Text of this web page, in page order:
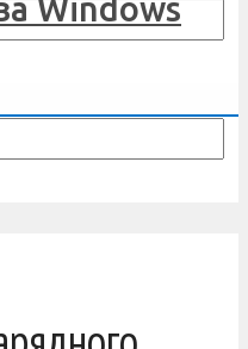
Windows